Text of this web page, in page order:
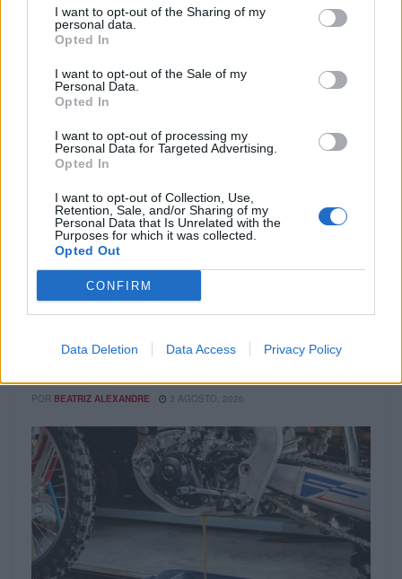
I want to opt-out of the Sharing of my
personal data.
Opted In
I want to opt-out of the Sale of my
Personal Data.
Opted In
I want to opt-out of processing my
Personal Data for Targeted Advertising.
Opted In
I want to opt-out of Collection, Use,
Retention, Sale, and/or Sharing of my
Personal Data that Is Unrelated with the
Purposes for which it was collected.
Opted Out
CONFIRM
Data Deletion Data Access Privacy Policy
EQUIPAMENTOS
Regina com corrente para a KTM 1390 Super
de transmissão de alto desempenho, estabeleceu uma
POR BEATRIZ ALEXANDRE 3 AGOSTO, 2026